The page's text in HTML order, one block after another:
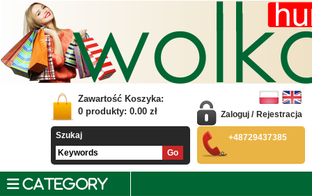
Zawartość Koszyka:
0 produkty: 0.00 zł
Szukaj
Zaloguj / Rejestracja
+48729437385
CATEGORY